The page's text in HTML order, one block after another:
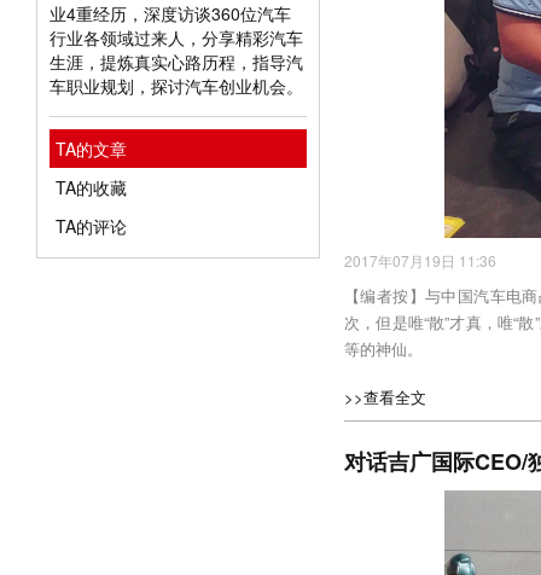
业4重经历，深度访谈360位汽车
行业各领域过来人，分享精彩汽车
生涯，提炼真实心路历程，指导汽
车职业规划，探讨汽车创业机会。
TA的文章
TA的收藏
TA的评论
2017年07月19日 11:36
【编者按】与中国汽车电
次，但是唯“散”才真，唯“
等的神仙。
>>查看全文
对话吉广国际CEO/